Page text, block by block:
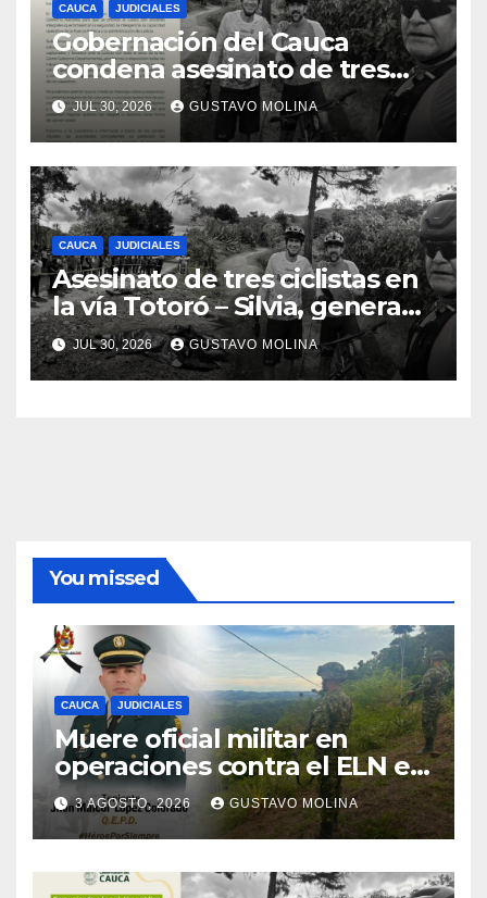
CAUCA JUDICIALES
Gobernación del Cauca
condena asesinato de tres
ciudadanos y exige medidas
urgentes al Gobierno
Nacional
JUL 30, 2026 GUSTAVO MOLINA
CAUCA JUDICIALES
Asesinato de tres ciclistas en
la vía Totoró – Silvia, genera
consternación en el Cauca
JUL 30, 2026 GUSTAVO MOLINA
You missed
CAUCA JUDICIALES
Muere oficial militar en
operaciones contra el ELN en
el sur del Cauca
3 AGOSTO, 2026 GUSTAVO MOLINA